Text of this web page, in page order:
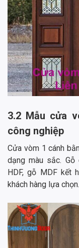
3.2 Mẫu cửa
công nghiệp
Cửa vòm 1 cánh
dạng màu sắc.
HDF, gỗ MDF kết
khách hàng lựa chọn.